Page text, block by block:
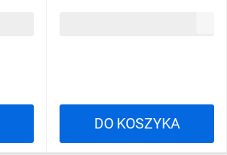
DO KOSZYKA